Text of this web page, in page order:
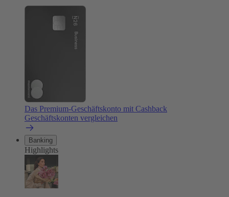
Das Premium-Geschäftskonto mit Cashback
Geschäftskonten vergleichen
Banking
Highlights